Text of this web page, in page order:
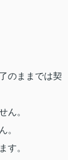
のままでは契
ん。
。
す。